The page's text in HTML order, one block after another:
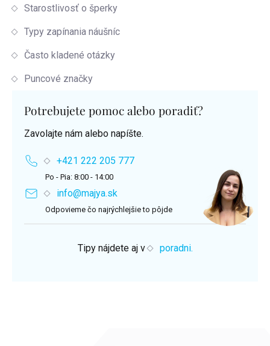
Starostlivosť o šperky
Typy zapínania náušníc
Často kladené otázky
Puncové značky
Potrebujete pomoc alebo poradiť?
Zavolajte nám alebo napíšte.
+421 222 205 777
Po - Pia: 8:00 - 14:00
info@majya.sk
Odpovieme čo najrýchlejšie to pôjde
Tipy nájdete aj v poradni.